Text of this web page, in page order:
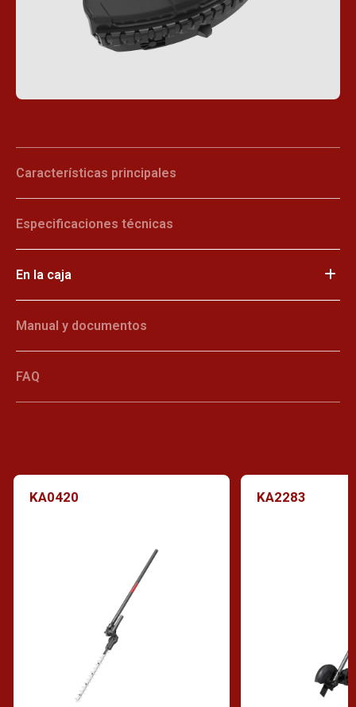
Características principales
Especificaciones técnicas
En la caja
Manual y documentos
FAQ
KA0420 KA2283